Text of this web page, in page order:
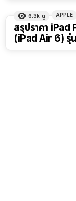
6.3k ดู APPLE
สรุปราคา iPad
(iPad Air 6) รุ่